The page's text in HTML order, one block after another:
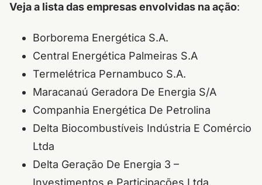
Veja a lista das empresas envolvidas na ação:
Borborema Energética S.A.
Central Energética Palmeiras S.A
Termelétrica Pernambuco S.A.
Maracanaú Geradora De Energia S/A
Companhia Energética De Petrolina
Delta Biocombustíveis Indústria E Comércio
Ltda
Delta Geração De Energia 3 –
Investimentos e Participações Ltda.